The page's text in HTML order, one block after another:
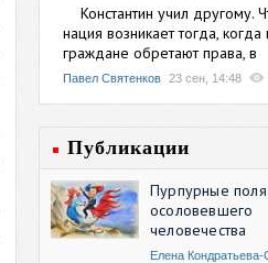
Константин учил другому.
нация возникает тогда, когда
граждане обретают права, в
Павел Святенков 23 сен, 14:48
Публикации
Пурпурные поля
осоловевшего
человечества
Елена Кондратьева-